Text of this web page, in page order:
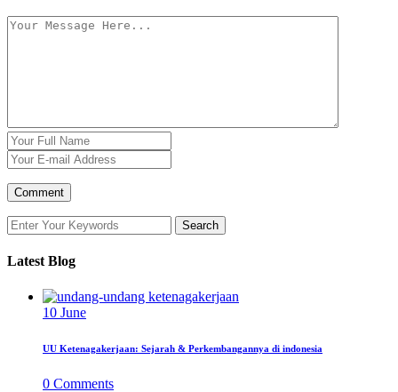
Latest Blog
10 June
UU Ketenagakerjaan: Sejarah & Perkembangannya di indonesia
0 Comments